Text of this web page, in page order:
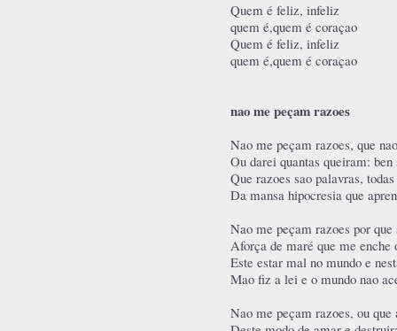
Quem é feliz, infeliz
quem é,quem é coraçao
Quem é feliz, infeliz
quem é,quem é coraçao
nao me peçam razoes
Nao me peçam razoes, que
Ou darei quantas queiram: ben
Que razoes sao palavras,
Da mansa hipocresia que
Nao me peçam razoes por que
Aforça de maré que me enche
Este estar mal no mundo e
Mao fiz a lei e o mundo nao
Nao me peçam razoes, ou que